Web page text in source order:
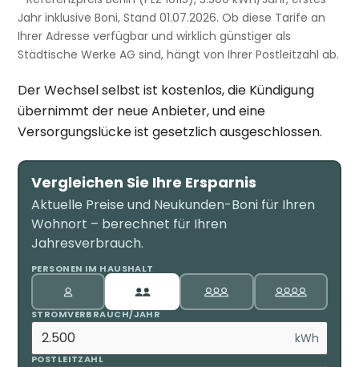
Jahr inklusive Boni, Stand 01.07.2026. Ob diese Tarife an
Ihrer Adresse verfügbar und wirklich günstiger als
Städtische Werke AG sind, hängt von Ihrer Postleitzahl ab.
Der Wechsel selbst ist kostenlos, die Kündigung
übernimmt der neue Anbieter, und eine
Versorgungslücke ist gesetzlich ausgeschlossen.
Vergleichen Sie Ihre Ersparnis
Aktuelle Preise und Neukunden-Boni für Ihren
Wohnort – berechnet für Ihren
Jahresverbrauch.
PERSONEN IM HAUSHALT
STROMVERBRAUCH/JAHR
kWh
POSTLEITZAHL